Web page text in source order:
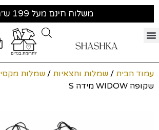
משלוח חינם מעל 199 ש״ח
עמוד הבית / שמלות וחצאיות / שמלות מקסי
שקופה WIDOW מידה S